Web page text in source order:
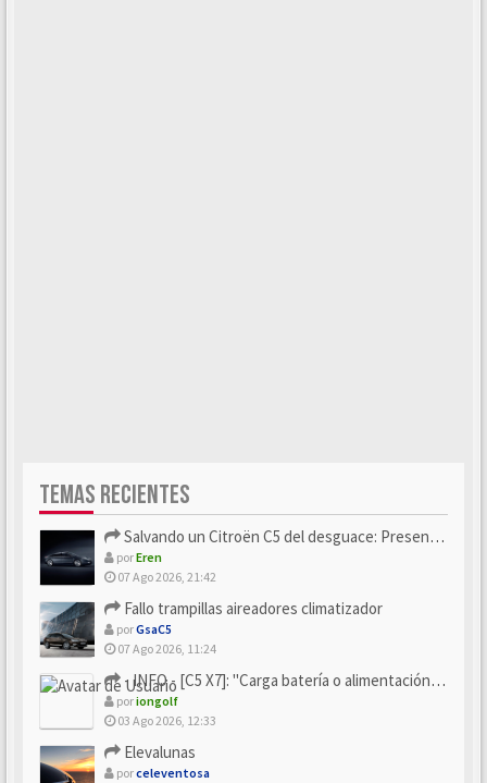
TEMAS RECIENTES
Salvando un Citroën C5 del desguace: Presentación y seguimiento
porEren
07 Ago 2026, 21:42
Fallo trampillas aireadores climatizador
porGsaC5
07 Ago 2026, 11:24
- INFO - [C5 X7]: "Carga batería o alimentación eléctri...
poriongolf
03 Ago 2026, 12:33
Elevalunas
porceleventosa